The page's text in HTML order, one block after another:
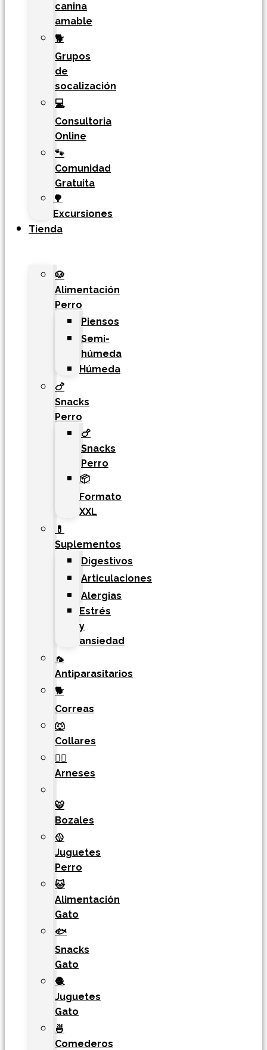
canina
amable
🐕
Grupos
de
socalización
💻
Consultoria
Online
🐾
Comunidad
Gratuita
🌳
Excursiones
Tienda
🐶
Alimentación
Perro
Piensos
Semi-
húmeda
Húmeda
🍗
Snacks
Perro
🍗
Snacks
Perro
📦
Formato
XXL
💊
Suplementos
Digestivos
Articulaciones
Alergias
Estrés
y
ansiedad
🦟
Antiparasitarios
🐕
Correas
🐺
Collares
🐕‍🦺
Arneses
🐯​
Bozales
🥎
Juguetes
Perro
🐱
Alimentación
Gato
🐟
Snacks
Gato
🧶
Juguetes
Gato
🍜
Comederos